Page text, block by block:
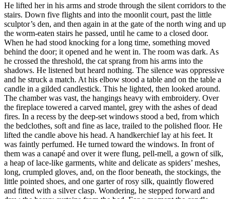
He lifted her in his arms and strode through the silent corridors to the
stairs. Down five flights and into the moonlit court, past the little
sculptor’s den, and then again in at the gate of the north wing and up
the worm-eaten stairs he passed, until he came to a closed door.
When he had stood knocking for a long time, something moved
behind the door; it opened and he went in. The room was dark. As
he crossed the threshold, the cat sprang from his arms into the
shadows. He listened but heard nothing. The silence was oppressive
and he struck a match. At his elbow stood a table and on the table a
candle in a gilded candlestick. This he lighted, then looked around.
The chamber was vast, the hangings heavy with embroidery. Over
the fireplace towered a carved mantel, grey with the ashes of dead
fires. In a recess by the deep-set windows stood a bed, from which
the bedclothes, soft and fine as lace, trailed to the polished floor. He
lifted the candle above his head. A handkerchief lay at his feet. It
was faintly perfumed. He turned toward the windows. In front of
them was a canapé and over it were flung, pell-mell, a gown of silk,
a heap of lace-like garments, white and delicate as spiders’ meshes,
long, crumpled gloves, and, on the floor beneath, the stockings, the
little pointed shoes, and one garter of rosy silk, quaintly flowered
and fitted with a silver clasp. Wondering, he stepped forward and